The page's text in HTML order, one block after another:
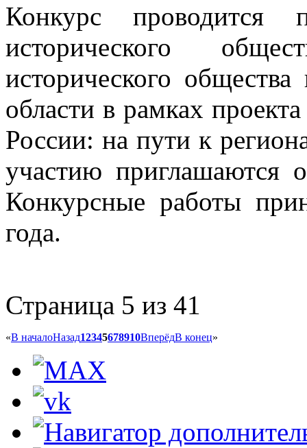
Конкурс проводится
исторического
исторического
области в рамках
России: на пути к
участию приглашаются
Конкурсные работы
года.
Страница 5 из 41
«В началоНазад12345678910ВперёдВ конец»